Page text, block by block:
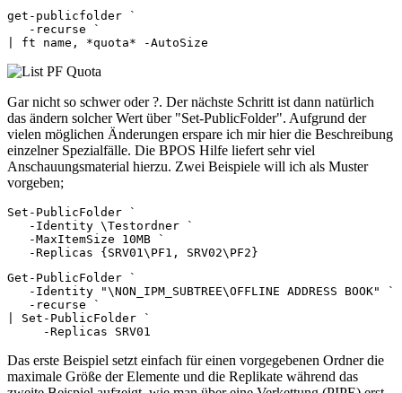
get-publicfolder `
   -recurse `
| ft name, *quota* -AutoSize
Gar nicht so schwer oder ?. Der nächste Schritt ist dann natürlich
das ändern solcher Wert über "Set-PublicFolder". Aufgrund der
vielen möglichen Änderungen erspare ich mir hier die Beschreibung
einzelner Spezialfälle. Die BPOS Hilfe liefert sehr viel
Anschauungsmaterial hierzu. Zwei Beispiele will ich als Muster
vorgeben;
Set-PublicFolder `
   -Identity \Testordner `
   -MaxItemSize 10MB `
   -Replicas {SRV01\PF1, SRV02\PF2}
Get-PublicFolder `
   -Identity "\NON_IPM_SUBTREE\OFFLINE ADDRESS BOOK" `
   -recurse `
| Set-PublicFolder `
     -Replicas SRV01
Das erste Beispiel setzt einfach für einen vorgegebenen Ordner die
maximale Größe der Elemente und die Replikate während das